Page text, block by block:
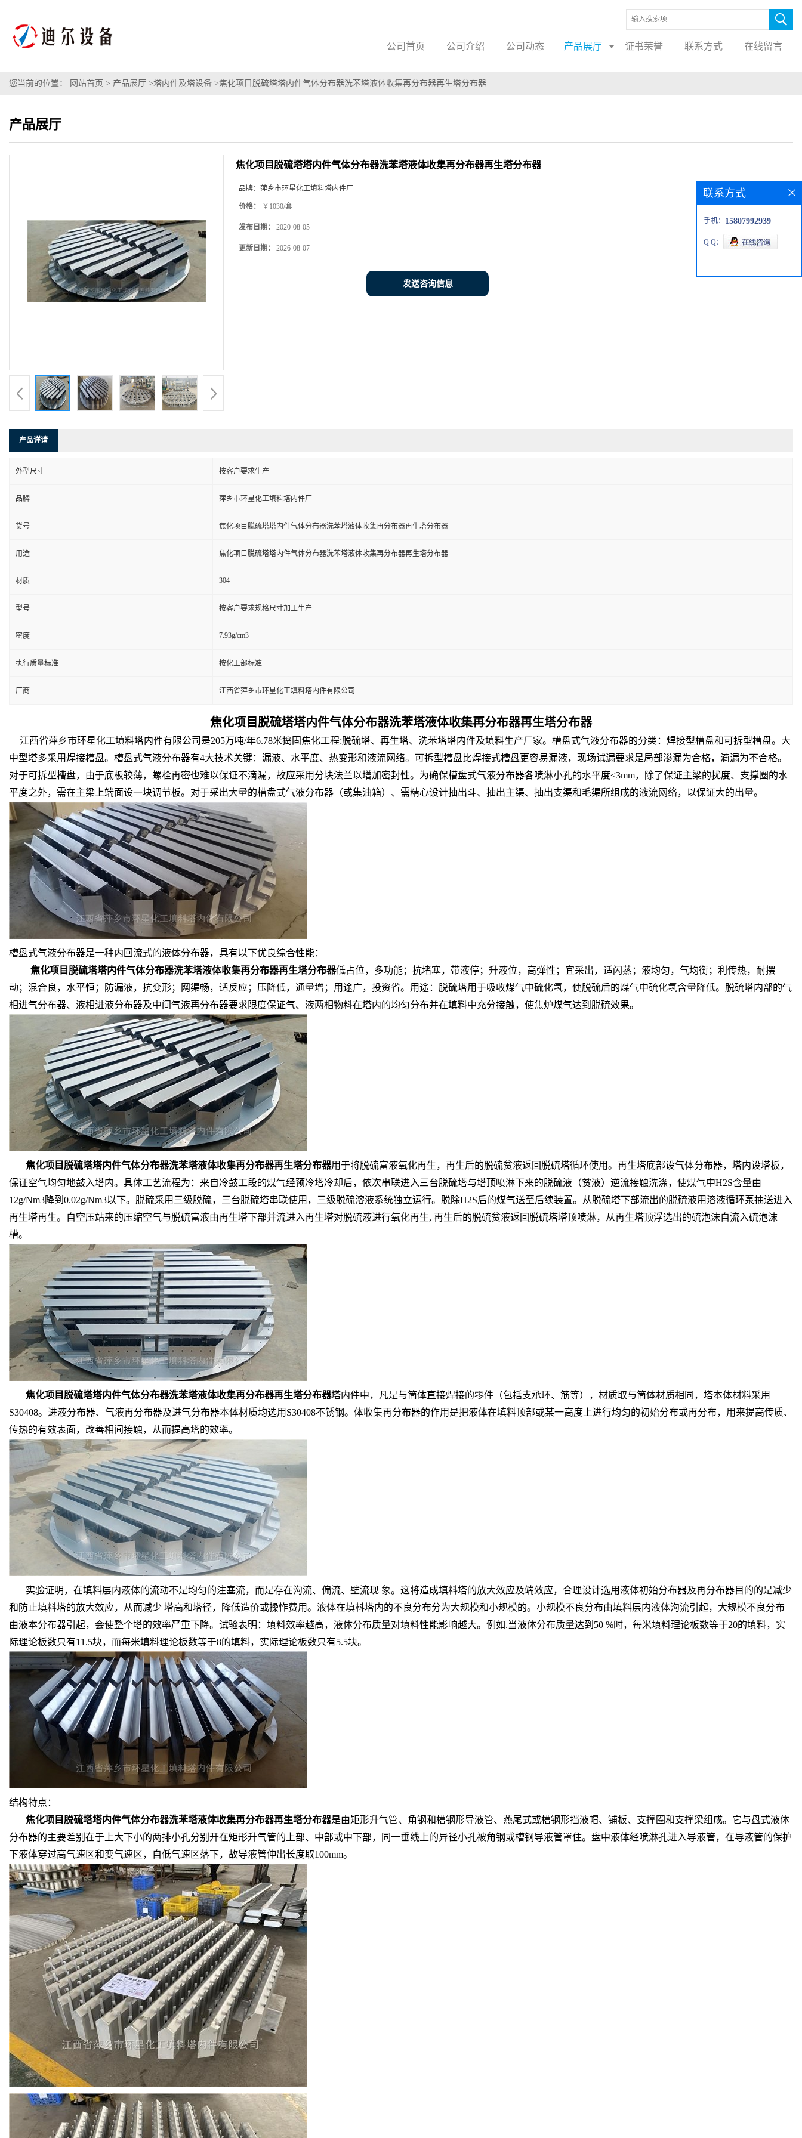
公司首页 公司介绍 公司动态 产品展厅 证书荣誉 联系方式 在线留言
您当前的位置： 网站首页 > 产品展厅 >塔内件及塔设备 >焦化项目脱硫塔塔内件气体分布器洗苯塔液体收集再分布器再生塔分布器
产品展厅
焦化项目脱硫塔塔内件气体分布器洗苯塔液体收集再分布器再生塔分布器
品牌： 萍乡市环星化工填料塔内件厂
价格： ￥1030/套
发布日期： 2020-08-05
更新日期： 2026-08-07
发送咨询信息
产品详请
外型尺寸 按客户要求生产
品牌 萍乡市环星化工填料塔内件厂
货号 焦化项目脱硫塔塔内件气体分布器洗苯塔液体收集再分布器再生塔分布器
用途 焦化项目脱硫塔塔内件气体分布器洗苯塔液体收集再分布器再生塔分布器
材质 304
型号 按客户要求规格尺寸加工生产
密度 7.93g/cm3
执行质量标准 按化工部标准
厂商 江西省萍乡市环星化工填料塔内件有限公司
焦化项目脱硫塔塔内件气体分布器洗苯塔液体收集再分布器再生塔分布器
江西省萍乡市环星化工填料塔内件有限公司是205万吨/年6.78米捣固焦化工程:脱硫塔、再生塔、洗苯塔塔内件及填料生产厂家。槽盘式气液分布器的分类：焊接型槽盘和可拆型槽盘。大
中型塔多采用焊接槽盘。槽盘式气液分布器有4大技术关键：漏液、水平度、热变形和液流网络。可拆型槽盘比焊接式槽盘更容易漏液，现场试漏要求是局部渗漏为合格，滴漏为不合格。
对于可拆型槽盘，由于底板较薄，螺栓再密也难以保证不滴漏，故应采用分块法兰以增加密封性。为确保槽盘式气液分布器各喷淋小孔的水平度≤3mm，除了保证主梁的扰度、支撑圈的水
平度之外，需在主梁上端面设一块调节板。对于采出大量的槽盘式气液分布器（或集油箱）、需精心设计抽出斗、抽出主渠、抽出支渠和毛渠所组成的液流网络，以保证大的出量。
槽盘式气液分布器是一种内回流式的液体分布器，具有以下优良综合性能：
焦化项目脱硫塔塔内件气体分布器洗苯塔液体收集再分布器再生塔分布器低占位，多功能；抗堵塞，带液停；升液位，高弹性；宜采出，适闪蒸；液均匀，气均衡；利传热，耐摆
动；混合良，水平恒；防漏液，抗变形；网渠畅，适反应；压降低，通量增；用途广，投资省。用途：脱硫塔用于吸收煤气中硫化氢，使脱硫后的煤气中硫化氢含量降低。脱硫塔内部的气
相进气分布器、液相进液分布器及中间气液再分布器要求限度保证气、液两相物料在塔内的均匀分布并在填料中充分接触，使焦炉煤气达到脱硫效果。
焦化项目脱硫塔塔内件气体分布器洗苯塔液体收集再分布器再生塔分布器用于将脱硫富液氧化再生，再生后的脱硫贫液返回脱硫塔循环使用。再生塔底部设气体分布器，塔内设塔板，
保证空气均匀地鼓入塔内。具体工艺流程为：来自冷鼓工段的煤气经预冷塔冷却后，依次串联进入三台脱硫塔与塔顶喷淋下来的脱硫液（贫液）逆流接触洗涤，使煤气中H2S含量由
12g/Nm3降到0.02g/Nm3以下。脱硫采用三级脱硫，三台脱硫塔串联使用，三级脱硫溶液系统独立运行。脱除H2S后的煤气送至后续装置。从脱硫塔下部流出的脱硫液用溶液循环泵抽送进入
再生塔再生。自空压站来的压缩空气与脱硫富液由再生塔下部并流进入再生塔对脱硫液进行氧化再生, 再生后的脱硫贫液返回脱硫塔塔顶喷淋，从再生塔顶浮选出的硫泡沫自流入硫泡沫
槽。
焦化项目脱硫塔塔内件气体分布器洗苯塔液体收集再分布器再生塔分布器塔内件中，凡是与筒体直接焊接的零件（包括支承环、筋等），材质取与筒体材质相同，塔本体材料采用
S30408。进液分布器、气液再分布器及进气分布器本体材质均选用S30408不锈钢。体收集再分布器的作用是把液体在填料顶部或某一高度上进行均匀的初始分布或再分布，用来提高传质、
传热的有效表面，改善相间接触，从而提高塔的效率。
实验证明，在填料层内液体的流动不是均匀的注塞流，而是存在沟流、偏流、壁流现 象。这将造成填料塔的放大效应及端效应，合理设计选用液体初始分布器及再分布器目的的是减少
和防止填料塔的放大效应，从而减少 塔高和塔径，降低造价或操怍费用。液体在填枓塔内的不良分布分为大规模和小规模的。小规模不良分布由填料层内液体沟流引起，大规模不良分布
由液本分布器引起，会使整个塔的效率严重下降。试验表明：填料效率越高，液体分布质量对填料性能影响越大。例如.当液体分布质量达到50 %时，毎米填料理论板数等于20的填料，实
际理论板数只有11.5块，而每米填料理论板数等于8的填料，实际理论板数只有5.5块。
结构特点：
焦化项目脱硫塔塔内件气体分布器洗苯塔液体收集再分布器再生塔分布器是由矩形升气管、角钢和槽钢形导液管、燕尾式或槽钢形挡液帽、铺板、支撑圈和支撑梁组成。它与盘式液体
分布器的主要差别在于上大下小的两排小孔分别开在矩形升气管的上部、中部或中下部，同一垂线上的异径小孔被角钢或槽钢导液管罩住。盘中液体经喷淋孔进入导液管，在导液管的保护
下液体穿过高气速区和变气速区，自低气速区落下，故导液管伸出长度取100mm。
联系方式
手机： 15807992939
Q Q：